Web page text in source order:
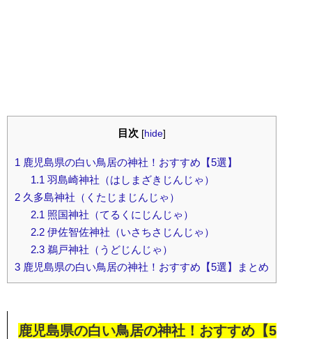
目次 [hide]
1 鹿児島県の白い鳥居の神社！おすすめ【5選】
1.1 羽島崎神社（はしまざきじんじゃ）
2 久多島神社（くたじまじんじゃ）
2.1 照国神社（てるくにじんじゃ）
2.2伊佐智佐神社（いさちさじんじゃ）
2.3鵜戸神社（うどじんじゃ）
3 鹿児島県の白い鳥居の神社！おすすめ【5選】まとめ
鹿児島県の白い鳥居の神社！おすすめ【5